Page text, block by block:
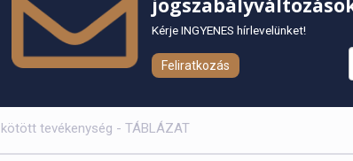
Kérje INGYENES hírlevelünket!
Feliratkozás
tevékenység - TÁBLÁZAT